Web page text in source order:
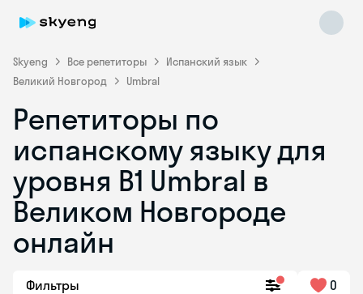
Skyeng Все репетиторы
Испанский язык
Великий Новгород
Umbral
Репетиторы по
испанскому языку для
уровня В1 Umbral в
Великом Новгороде
онлайн
Фильтры 0
Skyeng Chat